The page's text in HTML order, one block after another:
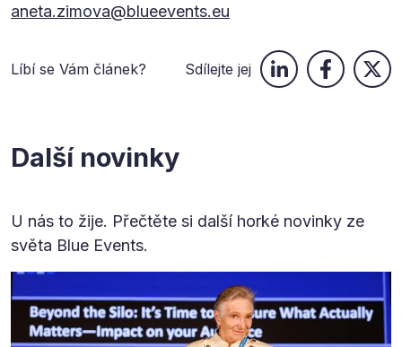
aneta.zimova@blueevents.eu
Líbí se Vám článek? Sdílejte jej
Další novinky
U nás to žije. Přečtěte si další horké novinky ze
světa Blue Events.